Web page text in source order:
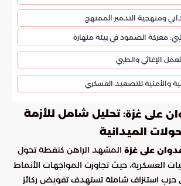
ومنهجية التدمير الممنهج
معركة الصمود في بيئة منهارة
الإغاثي والطبي
والأمنية للتصعيد العسكري
على غزة: تحليل شامل للأزمة
الميدانية
على غزة المشهد الراهن كنقطة تحول
العسكرية، حيث تجاوزت المواجهات الأنماط
حرب استنزاف شاملة تستهدف تقويض ركائز